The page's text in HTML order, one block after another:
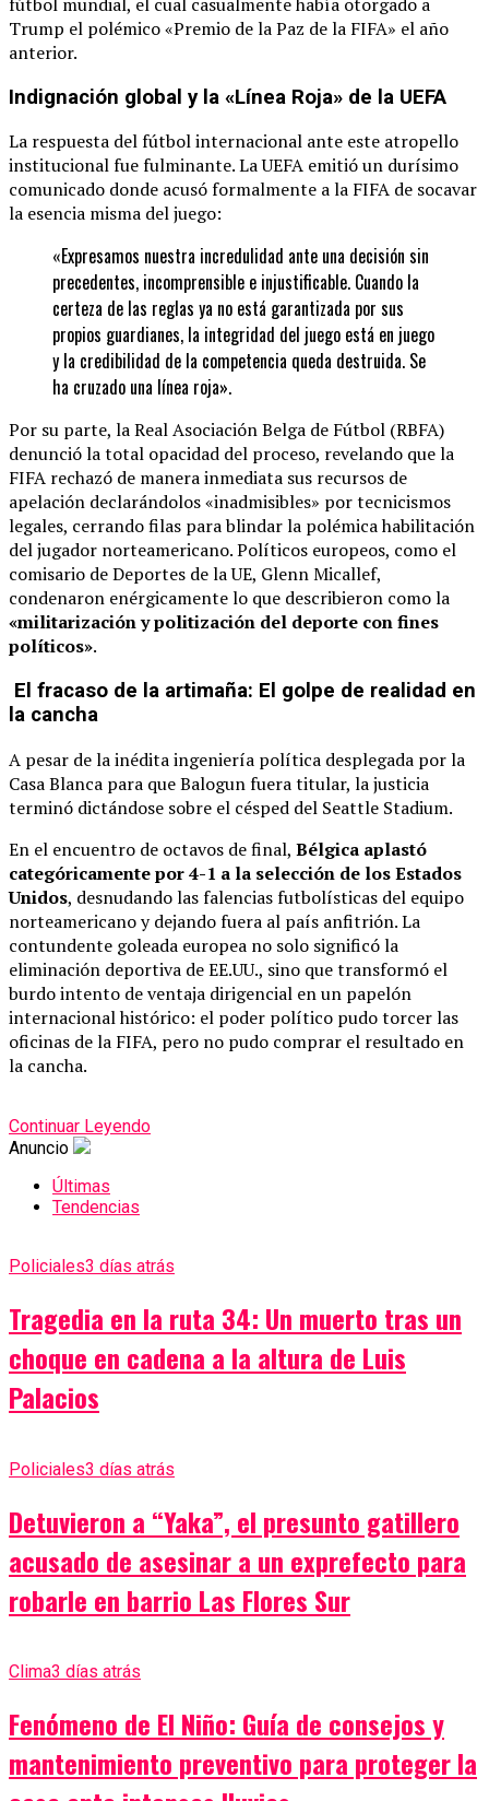
Trump el polémico «Premio de la Paz de la FIFA» el año
anterior.
Indignación global y la «Línea Roja» de la UEFA
La respuesta del fútbol internacional ante este atropello
institucional fue fulminante. La UEFA emitió un durísimo
comunicado donde acusó formalmente a la FIFA de socavar
la esencia misma del juego:
«Expresamos nuestra incredulidad ante una decisión sin
precedentes, incomprensible e injustificable. Cuando la
certeza de las reglas ya no está garantizada por sus
propios guardianes, la integridad del juego está en juego
y la credibilidad de la competencia queda destruida. Se
ha cruzado una línea roja».
Por su parte, la Real Asociación Belga de Fútbol (RBFA)
denunció la total opacidad del proceso, revelando que la
FIFA rechazó de manera inmediata sus recursos de
apelación declarándolos «inadmisibles» por tecnicismos
legales, cerrando filas para blindar la polémica habilitación
del jugador norteamericano. Políticos europeos, como el
comisario de Deportes de la UE, Glenn Micallef,
condenaron enérgicamente lo que describieron como la
«militarización y politización del deporte con fines
políticos».
El fracaso de la artimaña: El golpe de realidad en
la cancha
A pesar de la inédita ingeniería política desplegada por la
Casa Blanca para que Balogun fuera titular, la justicia
terminó dictándose sobre el césped del Seattle Stadium.
En el encuentro de octavos de final, Bélgica aplastó
categóricamente por 4-1 a la selección de los Estados
Unidos, desnudando las falencias futbolísticas del equipo
norteamericano y dejando fuera al país anfitrión. La
contundente goleada europea no solo significó la
eliminación deportiva de EE.UU., sino que transformó el
burdo intento de ventaja dirigencial en un papelón
internacional histórico: el poder político pudo torcer las
oficinas de la FIFA, pero no pudo comprar el resultado en
la cancha.
Continuar Leyendo
Anuncio
Últimas
Tendencias
Policiales3 días atrás
Tragedia en la ruta 34: Un muerto tras un
choque en cadena a la altura de Luis
Palacios
Policiales3 días atrás
Detuvieron a “Yaka”, el presunto gatillero
acusado de asesinar a un exprefecto para
robarle en barrio Las Flores Sur
Clima3 días atrás
Fenómeno de El Niño: Guía de consejos y
mantenimiento preventivo para proteger la